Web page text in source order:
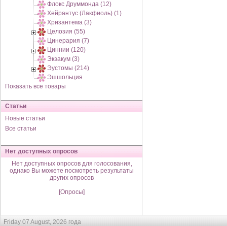
Флокс Друммонда (12)
Хейрантус (Лакфиоль) (1)
Хризантема (3)
Целозия (55)
Цинерария (7)
Циннии (120)
Экзакум (3)
Эустомы (214)
Эшшольция
Показать все товары
Статьи
Новые статьи
Все статьи
Нет доступных опросов
Нет доступных опросов для голосования,
однако Вы можете посмотреть результаты
других опросов
[Опросы]
Friday 07 August, 2026 года